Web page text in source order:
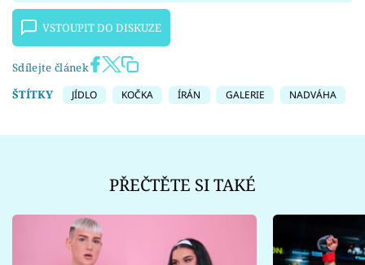
VSTOUPIT DO DISKUZE
Sdílejte článek
ŠTÍTKY
JÍDLO KOČKA ÍRÁN GALERIE NADVÁHA
PŘEČTĚTE SI TAKÉ